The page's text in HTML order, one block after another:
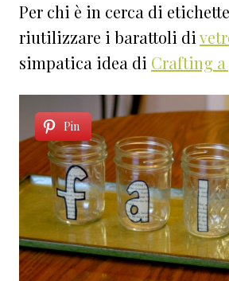
Per chi è in cerca di
riutilizzare i barattoli di
simpatica idea di Crafting a
Pin